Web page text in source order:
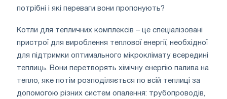
потрібні і які переваги вони пропонують?
Котли для тепличних комплексів – це спеціалізовані
пристрої для вироблення теплової енергії, необхідної
для підтримки оптимального мікроклімату всередині
теплиць. Вони перетворять хімічну енергію палива на
тепло, яке потім розподіляється по всій теплиці за
допомогою різних систем опалення: трубопроводів,